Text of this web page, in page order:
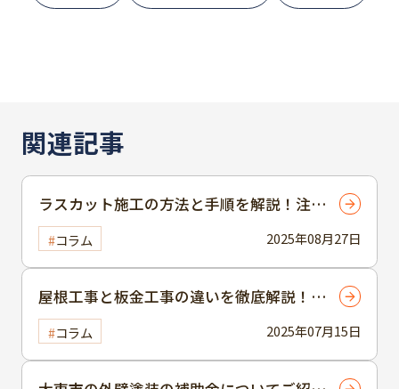
関連記事
2025年08月27日
ラスカット施工の方法と手順を解説！注意
点とトラブルシューティング
コラム
2025年07月15日
屋根工事と板金工事の違いを徹底解説！選
び方のポイントも紹介
コラム